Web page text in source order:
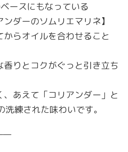
ースにもなっている
ンダーのソムリエマリネ】
らオイルを合わせること
りとコクがぐっと引き立ち
、あえて「コリアンダー」と
洗練された味わいです。